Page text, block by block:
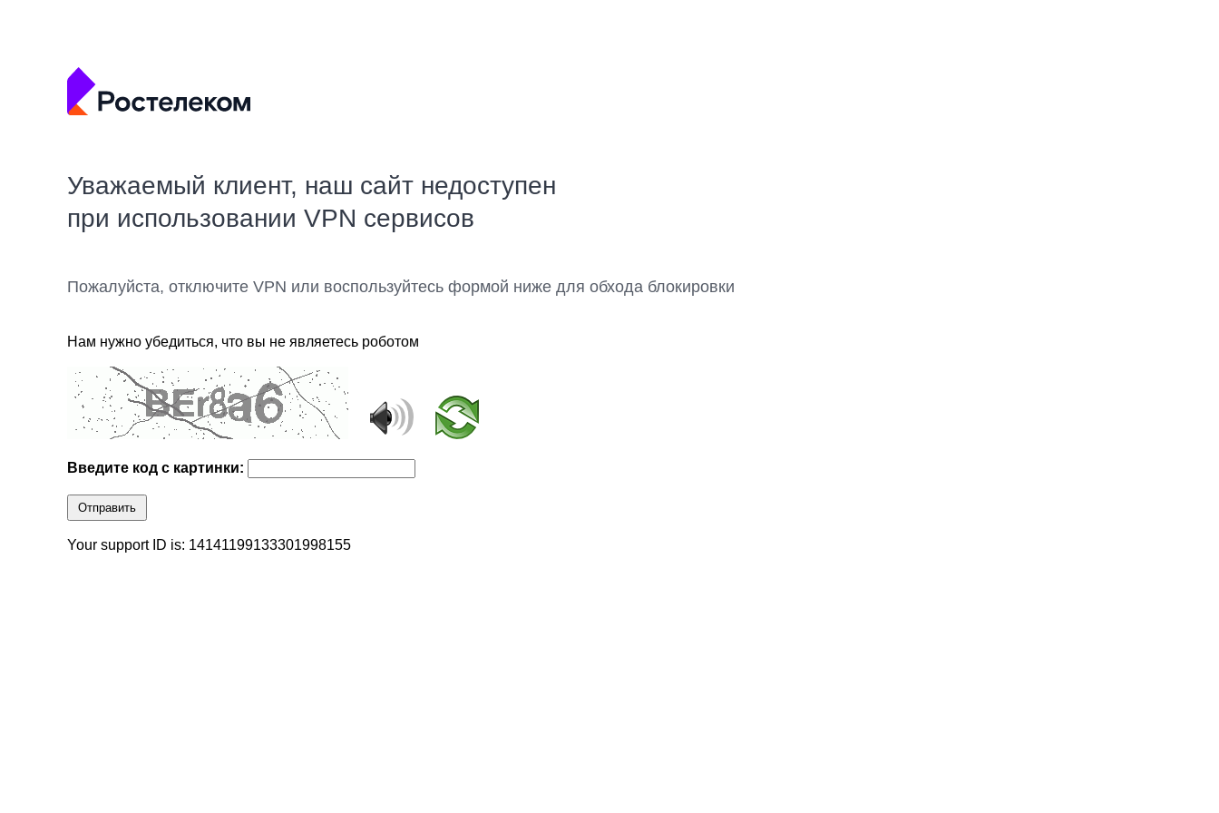
Уважаемый клиент, наш сайт недоступен
при использовании VPN сервисов
Пожалуйста, отключите VPN или воспользуйтесь формой ниже для обхода блокировки
Нам нужно убедиться, что вы не являетесь роботом
Введите код с картинки:
Отправить
Your support ID is: 14141199133301998155